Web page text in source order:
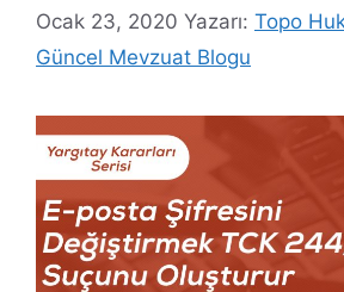
Ocak 23, 2020 Yazarı: Topo
Güncel Mevzuat Blogu